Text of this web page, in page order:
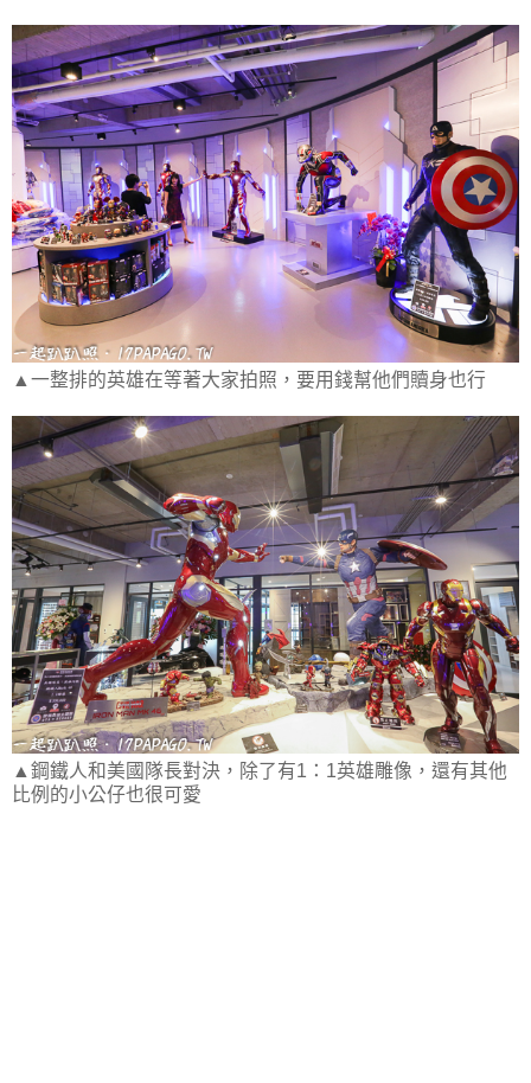
▲一整排的英雄在等著大家拍照，要用錢幫他們贖身也行
▲鋼鐵人和美國隊長對決，除了有1：1英雄雕像，還有其他
比例的小公仔也很可愛